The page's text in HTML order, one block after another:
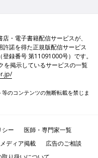
・電子書籍配信サービスが、
諾を得た正規版配信サービス
録番号 第11091000号）です。
を掲示しているサービスの一覧
のコンテンツの無断転載を禁じま
シー
医師・専門家一覧
ディア掲載
広告のご相談